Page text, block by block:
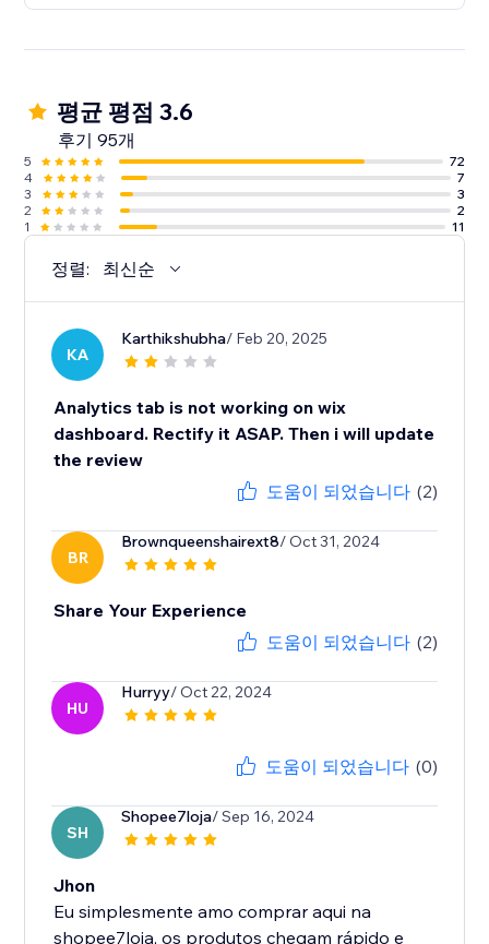
평균 평점 3.6
후기 95개
5
72
4
7
3
3
2
2
1
11
정렬: 최신순
KA
Karthikshubha/ Feb 20, 2025
Analytics tab is not working on wix
dashboard. Rectify it ASAP. Then i will update
the review
도움이 되었습니다 (2)
BR
Brownqueenshairext8/ Oct 31, 2024
Share Your Experience
도움이 되었습니다 (2)
HU
Hurryy/ Oct 22, 2024
도움이 되었습니다 (0)
SH
Shopee7loja/ Sep 16, 2024
Jhon
Eu simplesmente amo comprar aqui na
shopee7loja, os produtos chegam rápido e